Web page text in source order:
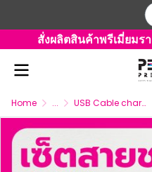
สั่งผลิตสินค้าพรีเมี่ยมร
Home ... USB Cable charger 3 connector